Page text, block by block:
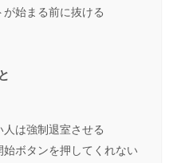
始まる前に抜ける
は強制退室させる
ボタンを押してくれない